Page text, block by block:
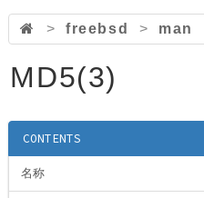
> freebsd > man
MD5(3)
CONTENTS
名称